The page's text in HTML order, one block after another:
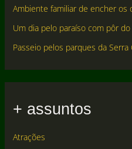
Ambiente familiar de encher os
Um dia pelo paraíso com pôr
Passeio pelos parques da
+ assuntos
Atrações